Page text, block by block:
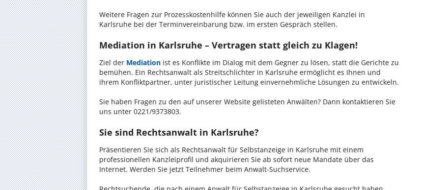
Weitere Fragen zur Prozesskostenhilfe können Sie auch der jeweiligen Kanzlei in
Karlsruhe bei der Terminvereinbarung bzw. im ersten Gespräch stellen.
Mediation in Karlsruhe – Vertragen statt gleich zu Klagen!
Ziel der Mediation ist es Konflikte im Dialog mit dem Gegner zu lösen, statt die Gerichte zu
bemühen. Ein Rechtsanwalt als Streitschlichter in Karlsruhe ermöglicht es Ihnen und
ihrem Konfliktpartner, unter juristischer Leitung einvernehmliche Lösungen zu entwickeln.
Sie haben Fragen zu den auf unserer Website gelisteten Anwälten? Dann kontaktieren Sie
uns unter 0221/9373803.
Sie sind Rechtsanwalt in Karlsruhe?
Präsentieren Sie sich als Rechtsanwalt für Selbstanzeige in Karlsruhe mit einem
professionellen Kanzleiprofil und akquirieren Sie ab sofort neue Mandate über das
Internet. Werden Sie jetzt Teilnehmer beim Anwalt-Suchservice.